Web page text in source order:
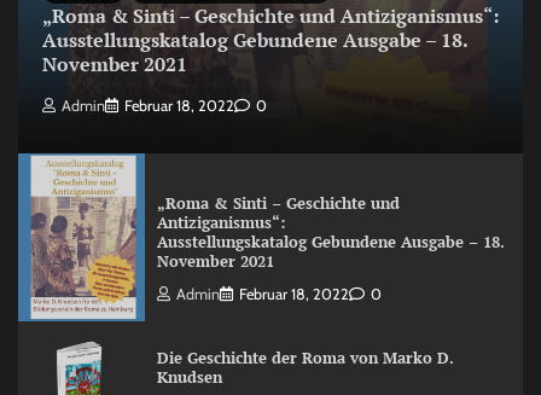
„Roma & Sinti – Geschichte und Antiziganismus“:
Ausstellungskatalog Gebundene Ausgabe – 18.
November 2021
Admin Februar 18, 2022 0
„Roma & Sinti – Geschichte und
Antiziganismus“:
Ausstellungskatalog Gebundene Ausgabe – 18.
November 2021
Admin Februar 18, 2022 0
Die Geschichte der Roma von Marko D.
Knudsen